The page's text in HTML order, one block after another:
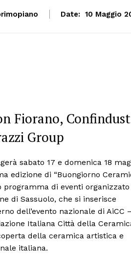
Date: 10 Maggio
Fiorano,
Group
sabato 17 e domenica 18
edizione di “Buongiorno
programma di eventi
di Sassuolo, che si inserisce
dell’evento nazionale di AiCC
Italiana Città della
della ceramica artistica e
italiana.